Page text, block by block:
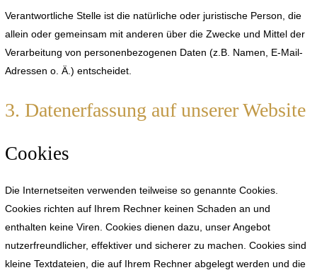
Verantwortliche Stelle ist die natürliche oder juristische Person, die
allein oder gemeinsam mit anderen über die Zwecke und Mittel der
Verarbeitung von personenbezogenen Daten (z.B. Namen, E-Mail-
Adressen o. Ä.) entscheidet.
3. Datenerfassung auf unserer Website
Cookies
Die Internetseiten verwenden teilweise so genannte Cookies.
Cookies richten auf Ihrem Rechner keinen Schaden an und
enthalten keine Viren. Cookies dienen dazu, unser Angebot
nutzerfreundlicher, effektiver und sicherer zu machen. Cookies sind
kleine Textdateien, die auf Ihrem Rechner abgelegt werden und die